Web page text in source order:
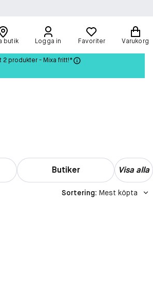
butik Logga in Favoriter Varukorg
2 produkter - Mixa fritt!*
Butiker Visa alla
Sortering: Mest köpta